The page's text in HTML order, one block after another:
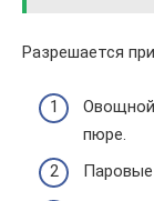
Разрешается
Овощной
пюре.